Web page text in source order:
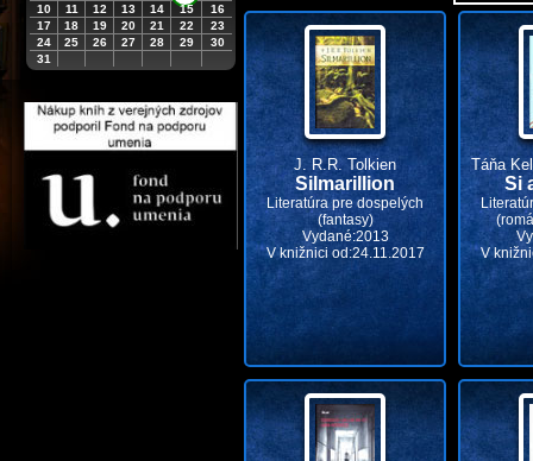
10
11 12 13 14 15
16
17
18 19 20 21 22
23
24
25 26 27 28 29
30
31
J. R.R. Tolkien
Silmarillion
Literatúra pre dospelých
(fantasy)
Vydané:2013
V knižnici od:24.11.2017
Táňa
Si
V